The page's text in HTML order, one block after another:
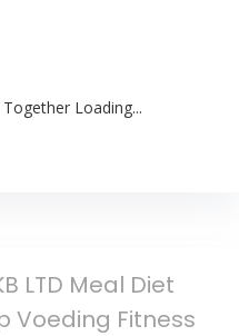
Loading...
LTD Meal Diet
Voeding Fitness